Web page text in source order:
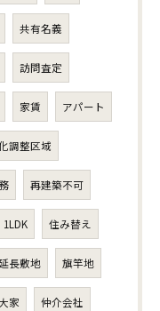
共有名義
訪問査定
家賃 アパート
調整区域
再建築不可
1LDK 住み替え
長敷地 旗竿地
家 仲介会社